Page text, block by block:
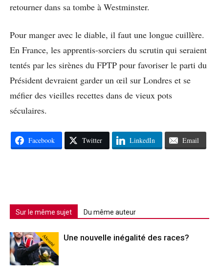
retourner dans sa tombe à Westminster.
Pour manger avec le diable, il faut une longue cuillère.
En France, les apprentis-sorciers du scrutin qui seraient
tentés par les sirènes du FPTP pour favoriser le parti du
Président devraient garder un œil sur Londres et se
méfier des vieilles recettes dans de vieux pots
séculaires.
Facebook Twitter LinkedIn Email
Sur le même sujet Du même auteur
Abonné Une nouvelle inégalité des races?